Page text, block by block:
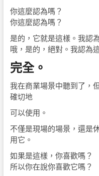
你這麼認為嗎？
你這麼認為嗎？
是的，它就是這樣。我認
哦，是的，絕對。我認為
完全。
我在商業場景中聽到了，
確切地
可以使用。
不僅是現場的場景，還是
用它。
如果是這樣，你喜歡嗎？
所以你在說你喜歡它嗎？